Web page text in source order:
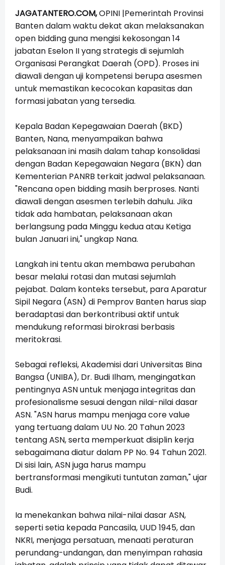
JAGATANTERO.COM,OPINI |Pemerintah Provinsi
Banten dalam waktu dekat akan melaksanakan
open bidding guna mengisi kekosongan 14
jabatan Eselon II yang strategis di sejumlah
Organisasi Perangkat Daerah (OPD). Proses ini
diawali dengan uji kompetensi berupa asesmen
untuk memastikan kecocokan kapasitas dan
formasi jabatan yang tersedia.
Kepala Badan Kepegawaian Daerah (BKD)
Banten, Nana, menyampaikan bahwa
pelaksanaan ini masih dalam tahap konsolidasi
dengan Badan Kepegawaian Negara (BKN) dan
Kementerian PANRB terkait jadwal pelaksanaan.
"Rencana open bidding masih berproses. Nanti
diawali dengan asesmen terlebih dahulu. Jika
tidak ada hambatan, pelaksanaan akan
berlangsung pada Minggu kedua atau Ketiga
bulan Januari ini," ungkap Nana.
Langkah ini tentu akan membawa perubahan
besar melalui rotasi dan mutasi sejumlah
pejabat. Dalam konteks tersebut, para Aparatur
Sipil Negara (ASN) di Pemprov Banten harus siap
beradaptasi dan berkontribusi aktif untuk
mendukung reformasi birokrasi berbasis
meritokrasi.
Sebagai refleksi, Akademisi dari Universitas Bina
Bangsa (UNIBA), Dr. Budi Ilham, mengingatkan
pentingnya ASN untuk menjaga integritas dan
profesionalisme sesuai dengan nilai-nilai dasar
ASN. "ASN harus mampu menjaga core value
yang tertuang dalam UU No. 20 Tahun 2023
tentang ASN, serta memperkuat disiplin kerja
sebagaimana diatur dalam PP No. 94 Tahun 2021.
Di sisi lain, ASN juga harus mampu
bertransformasi mengikuti tuntutan zaman," ujar
Budi.
Ia menekankan bahwa nilai-nilai dasar ASN,
seperti setia kepada Pancasila, UUD 1945, dan
NKRI, menjaga persatuan, menaati peraturan
perundang-undangan, dan menyimpan rahasia